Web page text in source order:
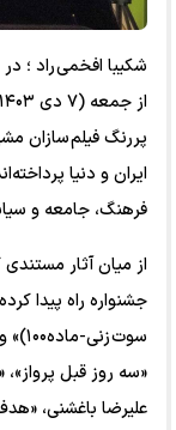
شکیبا افخمی راد ؛
پررنگ فیلم سازان
ایران و دنیا
فرهنگ، جامعه و
از میان آثار
جشنواره راه پیدا
سوت
«سه روز قبل
علیرضا باغشنی،